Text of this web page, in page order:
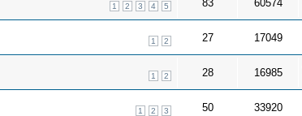
1 2 3 4 5 83 60574
1 2 27 17049
1 2 28 16985
1 2 3 50 33920